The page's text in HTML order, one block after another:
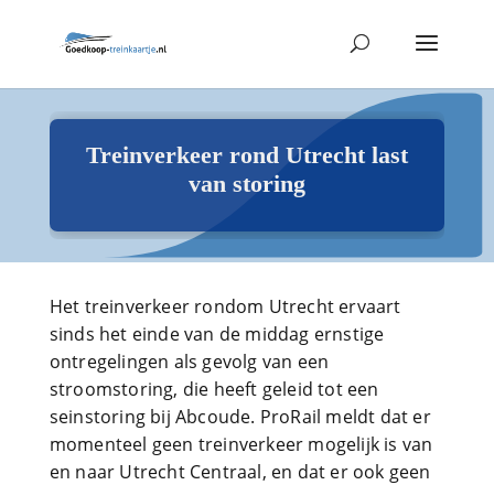
Treinverkeer rond Utrecht last
van storing
Het treinverkeer rondom Utrecht ervaart
sinds het einde van de middag ernstige
ontregelingen als gevolg van een
stroomstoring, die heeft geleid tot een
seinstoring bij Abcoude. ProRail meldt dat er
momenteel geen treinverkeer mogelijk is van
en naar Utrecht Centraal, en dat er ook geen